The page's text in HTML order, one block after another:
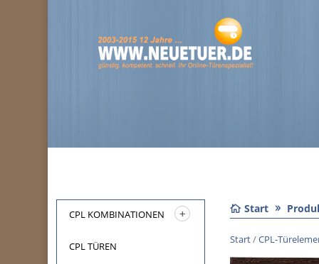
CPL KOMBINATIONEN
CPL TÜREN
Start
Start/CPL-